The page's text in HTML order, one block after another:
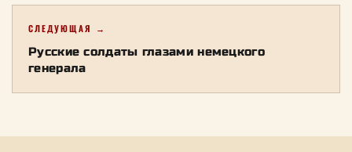
СЛЕДУЮЩАЯ →
Русские солдаты глазами немецкого
генерала